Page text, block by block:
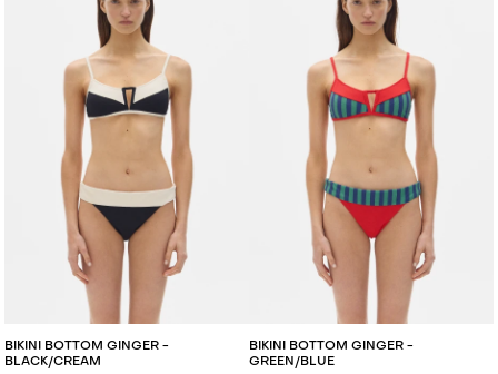
BIKINI BOTTOM GINGER -
BLACK/CREAM
BIKINI BOTTOM GINGER -
GREEN/BLUE